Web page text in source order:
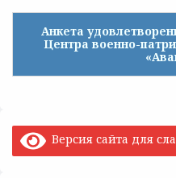
Анкета
Центра военно-
Версия сайта для